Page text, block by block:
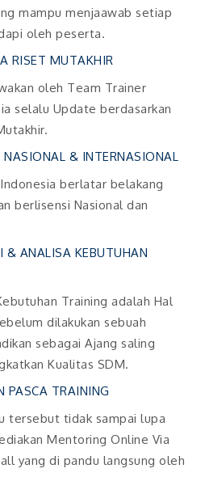
mampu menjaawab setiap
oleh peserta.
RISET MUTAKHIR
oleh Team Trainer
selalu Update berdasarkan
NASIONAL & INTERNASIONAL
berlatar belakang
berlisensi Nasional dan
& ANALISA KEBUTUHAN
Training adalah Hal
dilakukan sebuah
sebagai Ajang saling
Kualitas SDM.
PASCA TRAINING
tersebut tidak sampai lupa
Mentoring Online Via
yang di pandu langsung oleh